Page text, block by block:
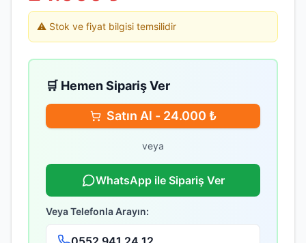
⚠️ Stok ve fiyat bilgisi temsilidir
🛒 Hemen Sipariş Ver
Satın Al - 24.000 ₺
veya
WhatsApp ile Sipariş Ver
Veya Telefonla Arayın: